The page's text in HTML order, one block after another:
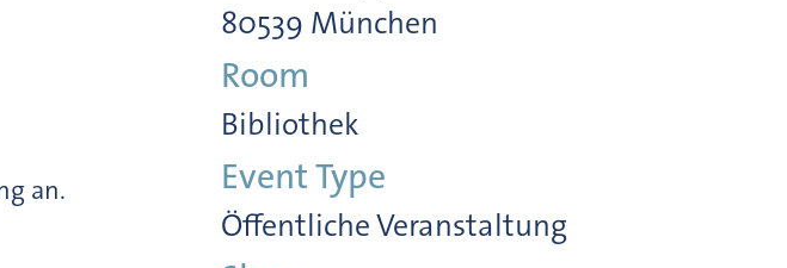
an.
80539 München
Room
Bibliothek
Event Type
Öffentliche Veranstaltung